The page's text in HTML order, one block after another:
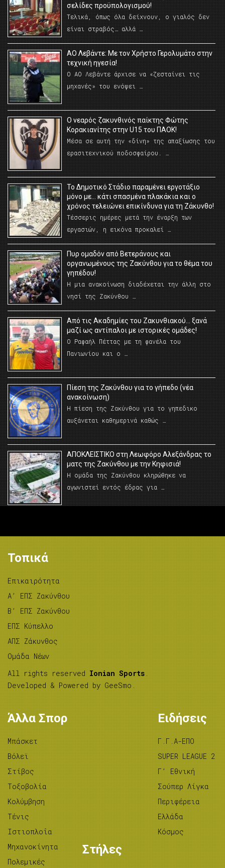
σελίδες προϋπολογισμού!
Τελικά, όπως όλα δείχνουν, ο γιαλός δεν
είναι στραβός… αλλά …
ΑΟ Λεβάντε: Με τον Χρήστο Γερολυμάτο στην
τεχνική ηγεσία!
Ο ΑΟ Λεβάντε άρχισε να «ζεσταίνει τις
μηχανές» του ενόψει …
O νεαρός ζακυνθινός παίκτης Φώτης
Κορακιανίτης στην U15 του ΠΑΟΚ!
Μέσα σε αυτή την «δίνη» της απαξίωσης του
ερασιτεχνικού ποδοσφαίρου. …
Το Δημοτικό Στάδιο παραμένει εργοτάξιο
μόνο με… κάτι σπασμένα πλακάκια και ο
χρόνος τελειώνει επικίνδυνα για τη Ζάκυνθο!
Τέσσερις ημέρες μετά την έναρξη των
εργασιών, η εικόνα προκαλεί …
Πυρ ομαδόν από Βετεράνους και
οργανωμένους της Ζακύνθου για το θέμα του
γηπέδου!
Η μια ανακοίνωση διαδέχεται την άλλη στο
νησί της Ζακύνθου …
Από τις Ακαδημίες του Ζακυνθιακού… ξανά
μαζί ως αντίπαλοι με ιστορικές ομάδες!
Ο Ραφαήλ Πέττας με τη φανέλα του
Πανιωνίου και ο …
Πίεση της Ζακύνθου για το γήπεδο (νέα
ανακοίνωση)
Η πίεση της Ζακύνθου για το γηπεδικο
αυξάνεται καθημερινά καθώς …
AΠΟΚΛΕΙΣΤΙΚΟ στη Λεωφόρο Αλεξάνδρας το
ματς της Ζακύνθου με την Κηφισιά!
Η ομάδα της Ζακύνθου κληρώθηκε να
αγωνιστεί εντός έδρας για …
Τοπικά
Επικαιρότητα
A’ ΕΠΣ Ζακύνθου
B’ ΕΠΣ Ζακύνθου
ΕΠΣ Κύπελλο
ΑΠΣ Ζάκυνθος
Ομάδα Νέων
All rights reserved Ionian Sports .
Developed & Powered by GeeSmo .
Άλλα Σπορ
Μπάσκετ
Βόλεϊ
Στίβος
Tοξοβολία
Κολύμβηση
Τένις
Ιστιοπλοΐα
Μηχανοκίνητα
Πολεμικές
Ειδήσεις
Γ.Γ.Α-ΕΠΟ
SUPER LEAGUE 2
Γ’ Εθνική
Σούπερ Λίγκα
Περιφέρεια
Ελλάδα
Κόσμος
Στήλες